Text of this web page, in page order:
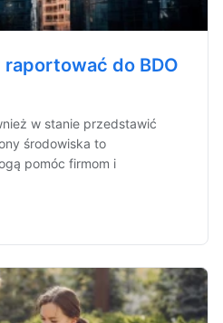
raportować do BDO
w stanie przedstawić
środowiska to
pomóc firmom i